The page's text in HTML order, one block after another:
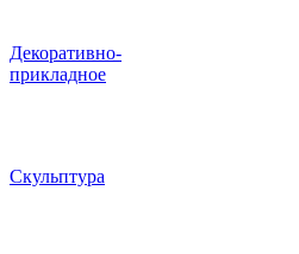
Декоративно-
прикладное
Скульптура